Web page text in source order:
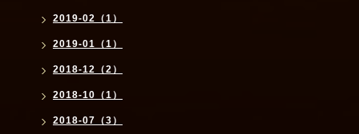
2019-02（1）
2019-01（1）
2018-12（2）
2018-10（1）
2018-07（3）